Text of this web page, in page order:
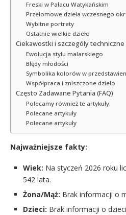
Freski w Pałacu Watykańskim
Przełomowe dzieła wczesnego
Wybitne portrety
Ostatnie wielkie dzieło
Ciekawostki i szczegóły techniczne
Ewolucja stylu malarskiego
Błędy młodości
Symbolika kolorów w
Współpraca i zniszczone dzieło
Często Zadawane Pytania (FAQ)
Polecamy również te artykuły:
Polecane artykuły
Polecane artykuły
Najważniejsze fakty:
Wiek: Na styczeń 2026 roku
542 lata.
Żona/Mąż: Brak informacji o
Dzieci: Brak informacji o